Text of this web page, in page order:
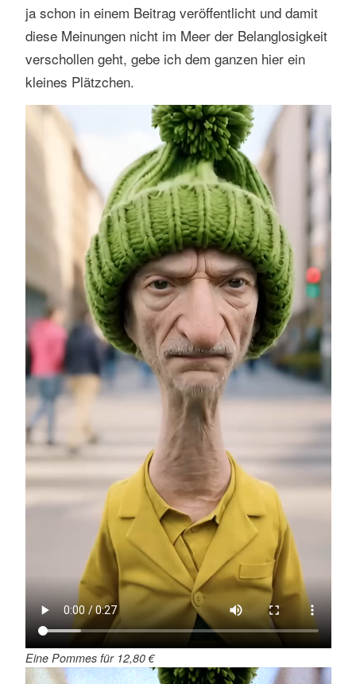
ja schon in einem Beitrag veröffentlicht und damit
diese Meinungen nicht im Meer der Belanglosigkeit
verschollen geht, gebe ich dem ganzen hier ein
kleines Plätzchen.
Eine Pommes für 12,80 €